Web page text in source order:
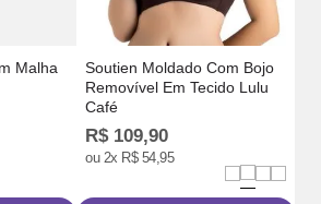
Malha
Soutien Moldado Com Bojo
Removível Em Tecido Lulu
Café
R$ 109,90
ou 2x R$ 54,95